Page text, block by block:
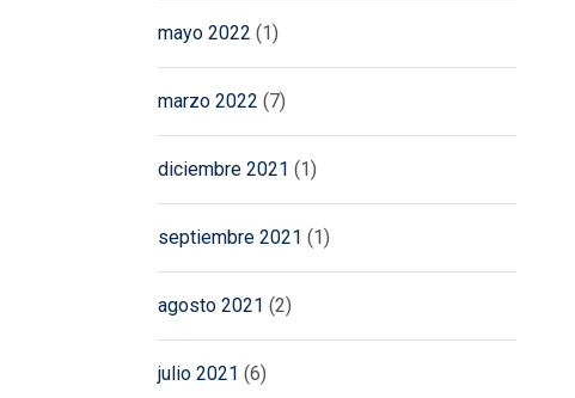
mayo 2022 (1)
marzo 2022 (7)
diciembre 2021 (1)
septiembre 2021 (1)
agosto 2021 (2)
julio 2021 (6)